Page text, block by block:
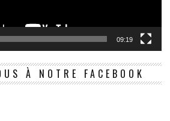
09:19
À NOTRE FACEBOOK